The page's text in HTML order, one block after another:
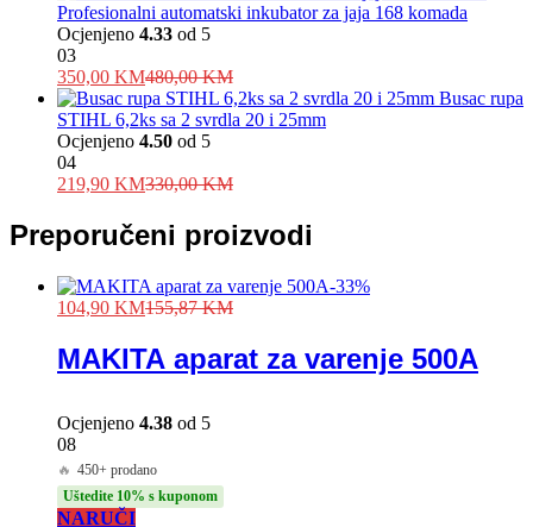
Profesionalni automatski inkubator za jaja 168 komada
Ocjenjeno 4.33 od 5
03
350,00 KM480,00KM
Busac rupa
STIHL 6,2ks sa 2 svrdla 20 i 25mm
Ocjenjeno 4.50 od 5
04
219,90 KM330,00KM
Preporučeni proizvodi
-33%
104,90 KM155,87KM
MAKITA aparat za varenje 500A
Ocjenjeno 4.38 od 5
08
🔥 450+ prodano
Uštedite 10% s kuponom
NARUČI